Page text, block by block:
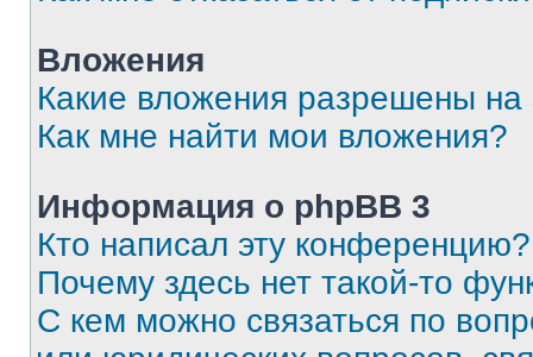
Вложения
Какие вложения разрешены
Как мне найти мои вложения?
Информация о phpBB 3
Кто написал эту конференцию?
Почему здесь нет такой-то
С кем можно связаться по